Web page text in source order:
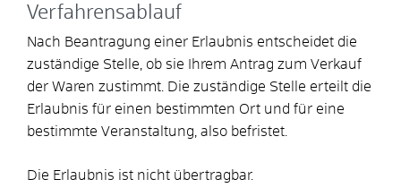
Verfahrensablauf
Nach Beantragung einer Erlaubnis entscheidet die
zuständige Stelle, ob sie Ihrem Antrag zum Verkauf
der Waren zustimmt. Die zuständige Stelle erteilt die
Erlaubnis für einen bestimmten Ort und für eine
bestimmte Veranstaltung, also befristet.
Die Erlaubnis ist nicht übertragbar.